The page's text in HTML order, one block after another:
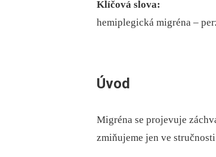
Klíčová slova:
hemiplegická migréna –⁠
Úvod
Migréna se projevuje
zmiňujeme jen ve